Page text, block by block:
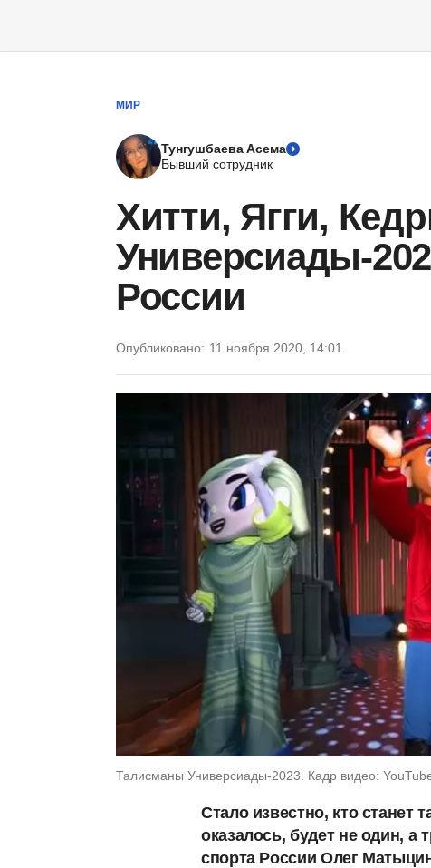
МИР
Тунгушбаева Асема
Бывший сотрудник
Хитти, Ягги,
Универсиады-
России
Опубликовано: 11 ноября 2020, 14:01
Талисманы Универсиады-2023. Кадр видео:
Стало известно, кто станет
оказалось, будет не один, а
спорта России Олег